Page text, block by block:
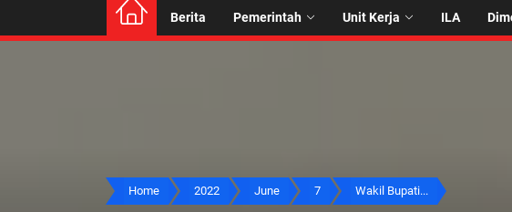
Berita Pemerintah Unit Kerja ILA
Home 2022 June 7 Wakil Bupati...